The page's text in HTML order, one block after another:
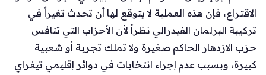
الاقتراع، فإن هذه العملية لا يتوقع لها أن تحدث تغيراً في
تركيبة البرلمان الفيدرالي نظراً لأن الأحزاب التي تنافس
حزب الازدهار الحاكم صغيرة ولا تملك تجربة أو شعبية
كبيرة، وبسبب عدم إجراء انتخابات في دوائر إقليمي تيغراي